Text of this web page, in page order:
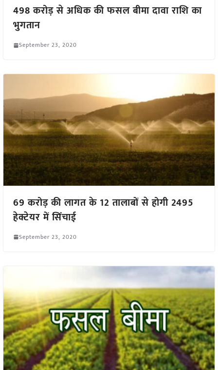
498 करोड़ से अधिक की फसल बीमा दावा राशि का
भुगतान
September 23, 2020
69 करोड़ की लागत के 12 तालाबों से होगी 2495
हेक्टेयर में सिंचाई
September 23, 2020